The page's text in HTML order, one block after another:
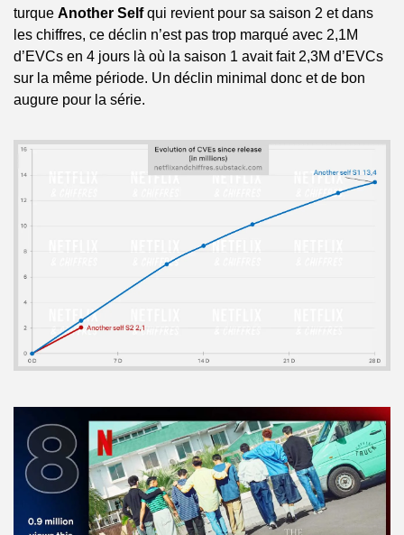
turque Another Self qui revient pour sa saison 2 et dans
les chiffres, ce déclin n’est pas trop marqué avec 2,1M
d’EVCs en 4 jours là où la saison 1 avait fait 2,3M d’EVCs
sur la même période. Un déclin minimal donc et de bon
augure pour la série.